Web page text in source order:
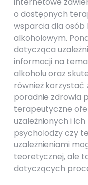
o dostępnych
wsparcia dla
alkoholowym.
dotycząca
informacji na
alkoholu oraz
również korzystać
poradnie zdrowia
terapeutyczne
uzależnionych i
psycholodzy czy
uzależnieniami
teoretycznej, ale
dotyczących